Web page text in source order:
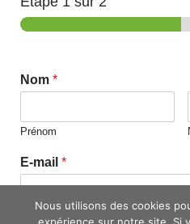
Nom *
Prénom
E-mail *
Nous utilisons des cookies